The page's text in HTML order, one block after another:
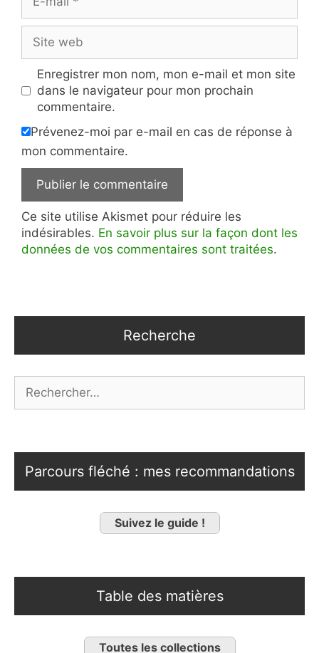
mail
web
Enregistrer mon nom, mon e-mail et mon site
dans le navigateur pour mon prochain
commentaire.
Prévenez-moi par e-mail en cas de réponse à
mon commentaire.
Ce site utilise Akismet pour réduire les
indésirables. En savoir plus sur la façon dont les
données de vos commentaires sont traitées.
Recherche
Parcours fléché : mes recommandations
Suivez le guide !
Table des matières
Toutes les collections